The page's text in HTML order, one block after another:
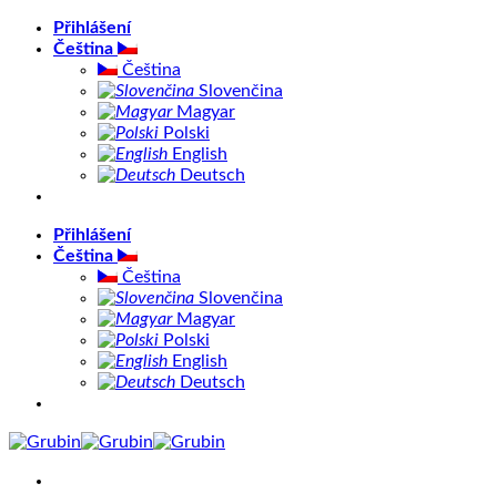
PřeskočitPřihlášení
Čeština
Čeština
Slovenčina
Magyar
Polski
English
Deutsch
Přihlášení
Čeština
Čeština
Slovenčina
Magyar
Polski
English
Deutsch